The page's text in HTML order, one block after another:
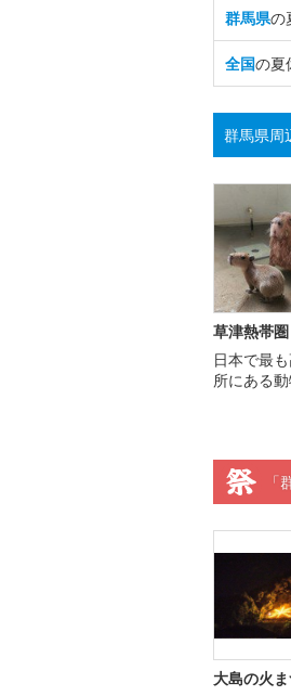
群馬県の
全国の夏
群馬県周
草津熱帯圏
日本で最
所にある
大島の火ま